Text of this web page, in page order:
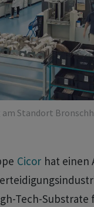
Standort
Cicor hat einen
Tech-